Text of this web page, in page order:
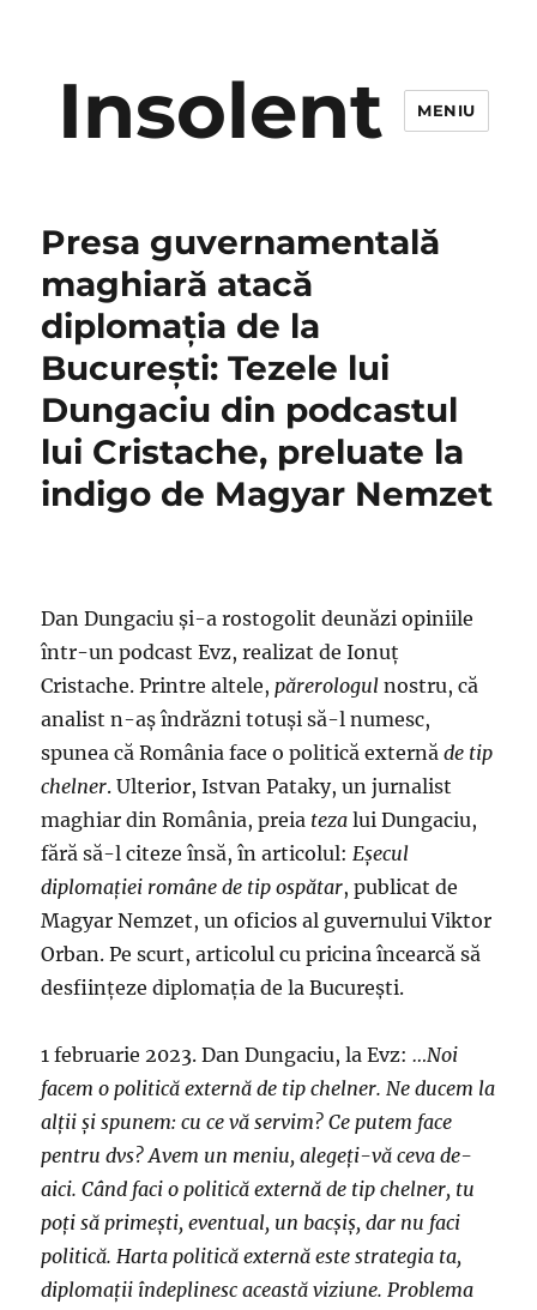
Insolent MENIU
Presa guvernamentală
maghiară atacă
diplomația de la
București: Tezele lui
Dungaciu din podcastul
lui Cristache, preluate la
indigo de Magyar Nemzet
Dan Dungaciu și-a rostogolit deunăzi opiniile
într-un podcast Evz, realizat de Ionuț
Cristache. Printre altele,părerologul nostru, că
analist n-aș îndrăzni totuși să-l numesc,
spunea că România face o politică externăde tip
chelner. Ulterior, Istvan Pataky, un jurnalist
maghiar din România, preia teza lui Dungaciu,
fără să-l citeze însă, în articolul: Eșecul
diplomației române de tip ospătar, publicat de
Magyar Nemzet, un oficios al guvernului Viktor
Orban. Pe scurt, articolul cu pricina încearcă să
desființeze diplomația de la București.
1 februarie 2023. Dan Dungaciu, la Evz:…Noi
facem o politică externă de tip chelner. Ne ducem la
alții și spunem: cu ce vă servim? Ce putem face
pentru dvs? Avem un meniu, alegeți-vă ceva de-
aici. Când faci o politică externă de tip chelner, tu
poți să primești, eventual, un bacșiș, dar nu faci
politică. Harta politică externă este strategia ta,
diplomații îndeplinesc această viziune. Problema